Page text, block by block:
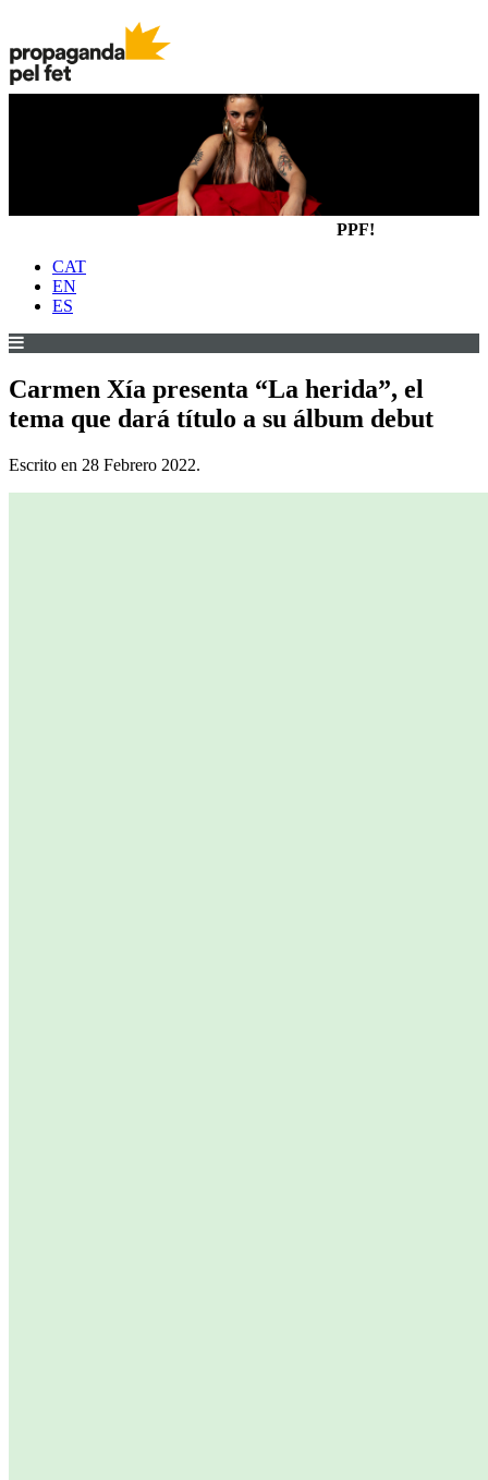
PPF!
CAT
EN
ES
Carmen Xía presenta “La herida”, el
tema que dará título a su álbum debut
Escrito en 28 Febrero 2022.